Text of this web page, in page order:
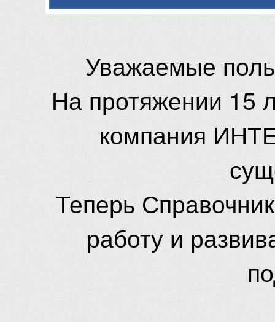
Уважаемые
На протяжении 15
компания
Теперь
работу и